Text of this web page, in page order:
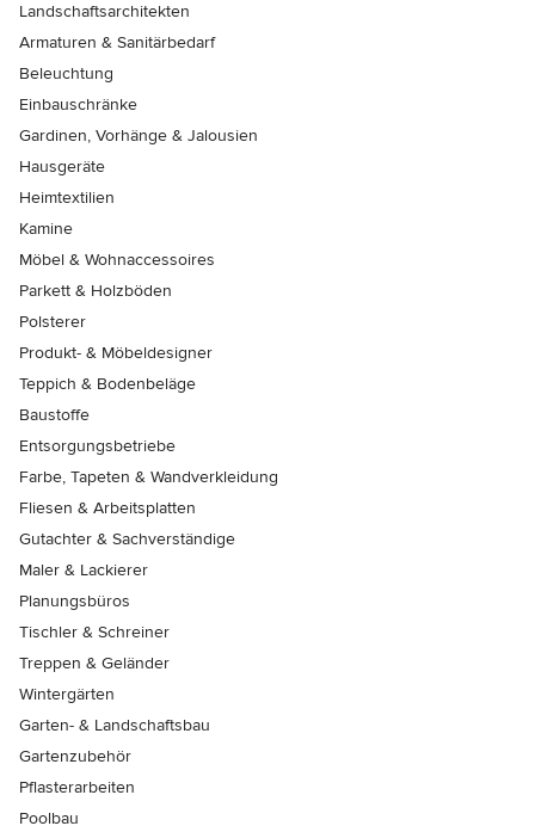
Landschaftsarchitekten
Armaturen & Sanitärbedarf
Beleuchtung
Einbauschränke
Gardinen, Vorhänge & Jalousien
Hausgeräte
Heimtextilien
Kamine
Möbel & Wohnaccessoires
Parkett & Holzböden
Polsterer
Produkt- & Möbeldesigner
Teppich & Bodenbeläge
Baustoffe
Entsorgungsbetriebe
Farbe, Tapeten & Wandverkleidung
Fliesen & Arbeitsplatten
Gutachter & Sachverständige
Maler & Lackierer
Planungsbüros
Tischler & Schreiner
Treppen & Geländer
Wintergärten
Garten- & Landschaftsbau
Gartenzubehör
Pflasterarbeiten
Poolbau